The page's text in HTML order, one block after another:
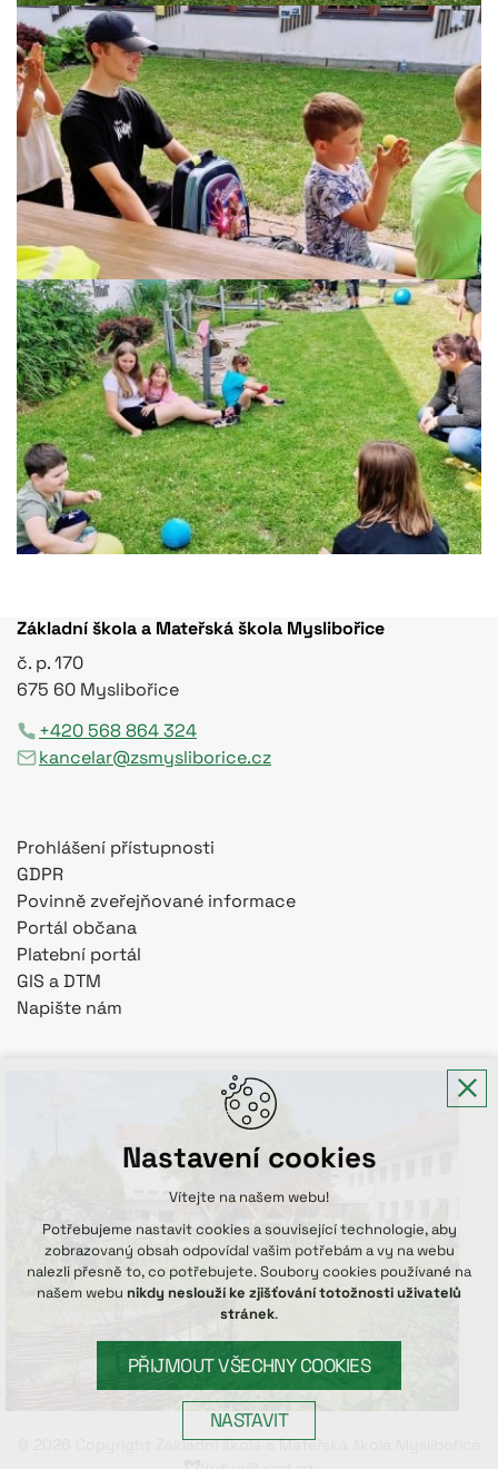
Základní škola a Mateřská škola Myslibořice
č. p. 170
675 60 Myslibořice
+420 568 864 324
kancelar@zsmysliborice.cz
Prohlášení přístupnosti
GDPR
Povinně zveřejňované informace
Portál občana
Platební portál
GIS a DTM
Napište nám
© 2026 Copyright Základní škola a Mateřská škola Myslibořice
Nastavení cookies
Vítejte na našem webu!
Potřebujeme nastavit cookies a související technologie, aby
zobrazovaný obsah odpovídal vašim potřebám a vy na webu
nalezli přesně to, co potřebujete. Soubory cookies používané na
našem webu nikdy neslouží ke zjišťování totožnosti uživatelů
stránek.
PŘIJMOUT VŠECHNY COOKIES
NASTAVIT